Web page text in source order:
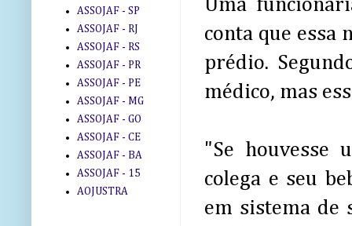
Uma
conta que essa
prédio.
médico, mas
"Se houvesse
colega e seu
em sistema de
ASSOJAF - SP
ASSOJAF - RJ
ASSOJAF - RS
ASSOJAF - PR
ASSOJAF - PE
ASSOJAF - MG
ASSOJAF - GO
ASSOJAF - CE
ASSOJAF - BA
ASSOJAF - 15
AOJUSTRA